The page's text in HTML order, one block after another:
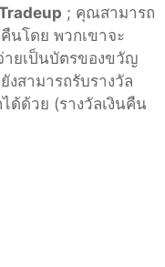
; คุณสามารถ
นโดย พวกเขาจะ
ายเป็นบัตรของขวัญ
สามารถรับรางวัล
ด้ด้วย (รางวัลเงินคืน